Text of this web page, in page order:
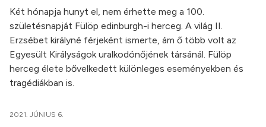
Két hónapja hunyt el, nem érhette meg a 100.
születésnapját Fülöp edinburgh-i herceg. A világ II.
Erzsébet királyné férjeként ismerte, ám ő több volt az
Egyesült Királyságok uralkodónőjének társánál. Fülöp
herceg élete bővelkedett különleges eseményekben és
tragédiákban is.
2021. JÚNIUS 6.